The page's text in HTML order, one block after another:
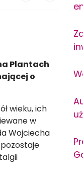
Plantach
o
wieku, ich
w
Wojciecha